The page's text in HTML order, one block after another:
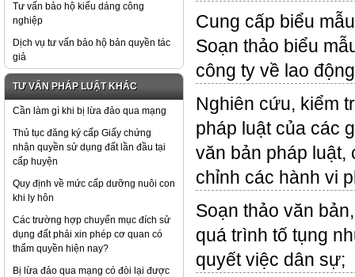
Tư vấn bảo hộ kiểu dáng công
nghiệp
Dịch vụ tư vấn bảo hộ bản quyền tác
giả
TƯ VẤN PHÁP LUẬT KHÁC
Cần làm gì khi bị lừa đảo qua mạng
Thủ tục đăng ký cấp Giấy chứng
nhận quyền sử dụng đất lần đầu tại
cấp huyện
Quy định về mức cấp dưỡng nuôi con
khi ly hôn
Các trường hợp chuyển mục đích sử
dụng đất phải xin phép cơ quan có
thẩm quyền hiện nay?
Bị lừa đảo qua mạng có đòi lại được
Cung cấp biểu
Soạn thảo biểu
công ty về lao
Nghiên cứu, kiểm
pháp luật của các
văn bản pháp luật,
chỉnh các hành vi
Soạn thảo văn
quá trình tố tụng
quyết việc dân sự;